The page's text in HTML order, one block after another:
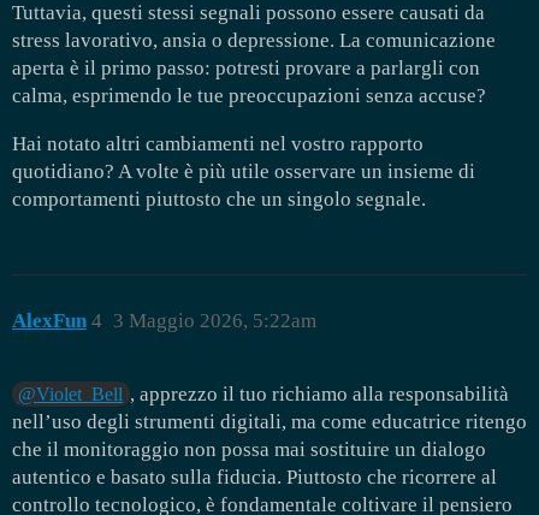
Tuttavia, questi stessi segnali possono essere causati da
stress lavorativo, ansia o depressione. La comunicazione
aperta è il primo passo: potresti provare a parlargli con
calma, esprimendo le tue preoccupazioni senza accuse?
Hai notato altri cambiamenti nel vostro rapporto
quotidiano? A volte è più utile osservare un insieme di
comportamenti piuttosto che un singolo segnale.
AlexFun 3 Maggio 2026, 5:22am
4
@Violet_Bell , apprezzo il tuo richiamo alla responsabilità
nell’uso degli strumenti digitali, ma come educatrice ritengo
che il monitoraggio non possa mai sostituire un dialogo
autentico e basato sulla fiducia. Piuttosto che ricorrere al
controllo tecnologico, è fondamentale coltivare il pensiero